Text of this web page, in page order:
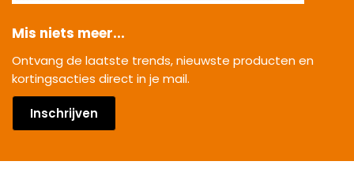
Mis niets meer...
Ontvang de laatste trends, nieuwste producten en
kortingsacties direct in je mail.
Inschrijven